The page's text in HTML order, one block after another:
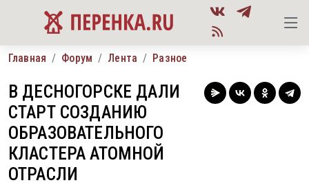
Главная Форум Лента Разное
В ДЕСНОГОРСКЕ ДАЛИ
СТАРТ СОЗДАНИЮ
ОБРАЗОВАТЕЛЬНОГО
КЛАСТЕРА АТОМНОЙ
ОТРАСЛИ